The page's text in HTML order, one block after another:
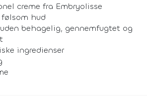
creme fra Embryolisse
hud
behagelig, gennemfugtet og
ingredienser